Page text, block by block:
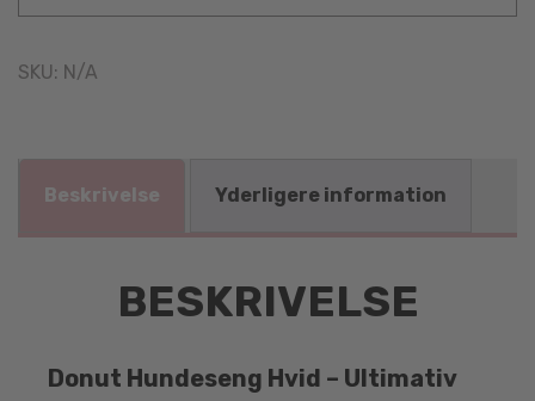
SKU: N/A
Beskrivelse Yderligere information
BESKRIVELSE
Donut Hundeseng Hvid – Ultimativ